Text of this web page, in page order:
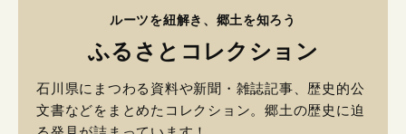
ルーツを紐解き、郷土を知ろう
ふるさとコレクション
石川県にまつわる資料や新聞・雑誌記事、歴史的公
文書などをまとめたコレクション。郷土の歴史に迫